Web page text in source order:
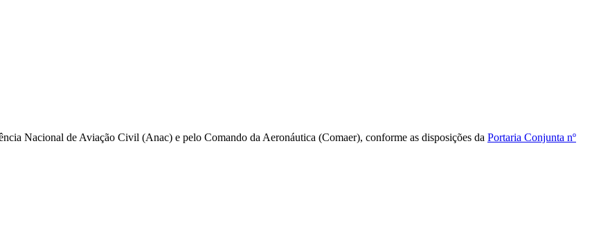
Nacional de Aviação Civil (Anac) e pelo Comando da Aeronáutica (Comaer), conforme as disposições da Portaria Conjunta nº